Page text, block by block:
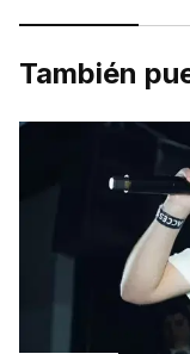
También